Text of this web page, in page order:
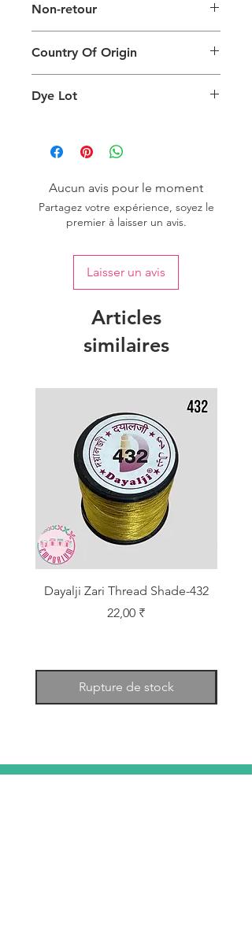
les couleurs générées sur les produits
sont légèrement différentes de celles
du produit physique. Cela peut
également dépendre de l'écran sur
lequel vous visualisez le produit et de
l'éclairage d'arrière-plan.
Non-retour
Country Of Origin
Dye Lot
one dye lot to ensure the uniformity
of colour.
Aucun avis pour le moment
Partagez votre expérience, soyez le
premier à laisser un avis.
Laisser un avis
Articles
similaires
Dayalji Zari Thread Shade-432
Prix
22,00 ₹
Rupture de stock